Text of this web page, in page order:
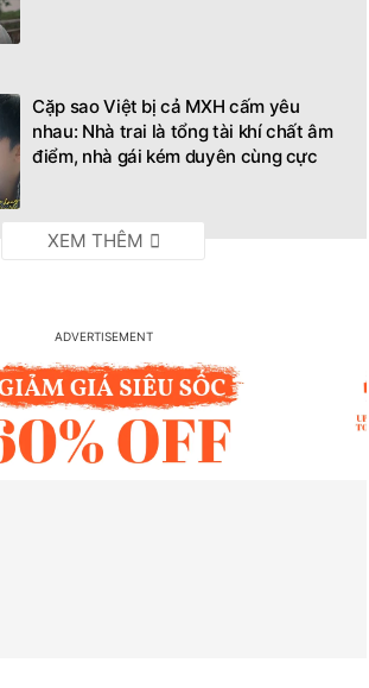
Cặp sao Việt bị cả MXH cấm yêu
nhau: Nhà trai là tổng tài khí chất âm
điểm, nhà gái kém duyên cùng cực